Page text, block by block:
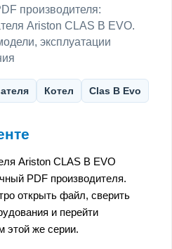
производителя:
Ariston CLAS B EVO.
эксплуатации
Котел Clas B Evo
Ariston CLAS B EVO
PDF производителя.
открыть файл, сверить
и перейти
этой же серии.